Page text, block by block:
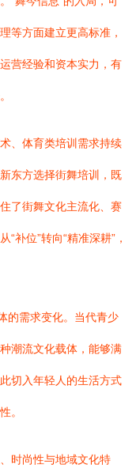
等方面建立更高标准，
营经验和资本实力，有
、体育类培训需求持续
东方选择街舞培训，既
了街舞文化主流化、赛
补位”转向“精准深耕”，
的需求变化。当代青少
潮流文化载体，能够满
切入年轻人的生活方式
。
时尚性与地域文化特